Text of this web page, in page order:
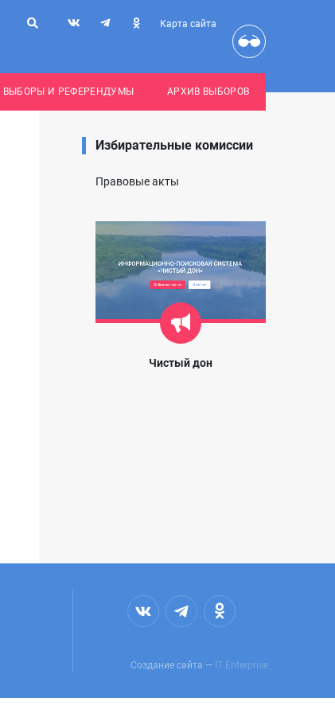
Карта сайта
ВЫБОРЫ И РЕФЕРЕНДУМЫ АРХИВ ВЫБОРОВ
Избирательные комиссии
Правовые акты
Чистый дон
Создание сайта — IT Enterprise